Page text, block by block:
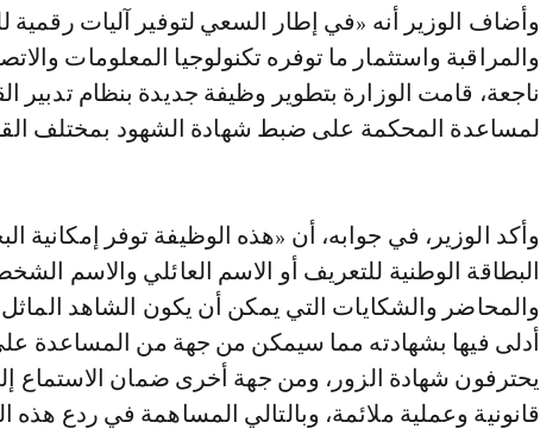
وأضاف الوزير أنه «في إطار السعي لتوفير آليات
والمراقبة واستثمار ما توفره تكنولوجيا المعلومات
لمساعدة المحكمة على ضبط شهادة الشهود بمختلف
وأكد الوزير، في جوابه، أن «هذه الوظيفة توفر إمكانية
البطاقة الوطنية للتعريف أو الاسم العائلي والاسم
والمحاضر والشكايات التي يمكن أن يكون الشاهد
أدلى فيها بشهادته مما سيمكن من جهة من المساعدة
يحترفون شهادة الزور، ومن جهة أخرى ضمان
قانونية وعملية ملائمة، وبالتالي المساهمة في ردع هذه